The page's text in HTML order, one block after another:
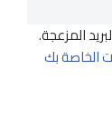
المزعجة.
الخاصة بك